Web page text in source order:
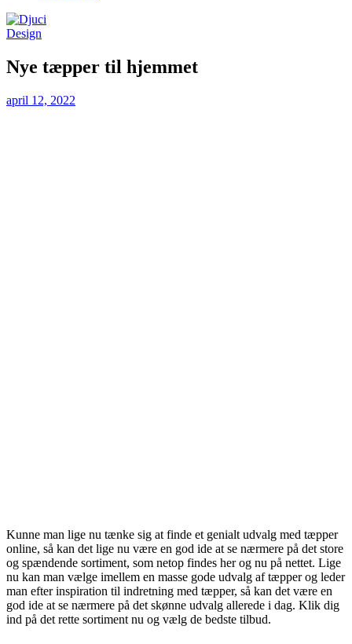
Design
Nye tæpper til hjemmet
april 12, 2022
Kunne man lige nu tænke sig at finde et genialt udvalg med tæpper
online, så kan det lige nu være en god ide at se nærmere på det store
og spændende sortiment, som netop findes her og nu på nettet. Lige
nu kan man vælge imellem en masse gode udvalg af tæpper og leder
man efter inspiration til indretning med tæpper, så kan det være en
god ide at se nærmere på det skønne udvalg allerede i dag. Klik dig
ind på det rette sortiment nu og vælg de bedste tilbud.